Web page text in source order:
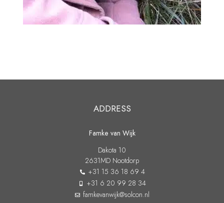
ADDRESS
Famke van Wijk
Dakota 10
2631MD Nootdorp
+31 15 36 18 69 4
+31 6 20 99 28 34
famkevanwijk@solcon.nl